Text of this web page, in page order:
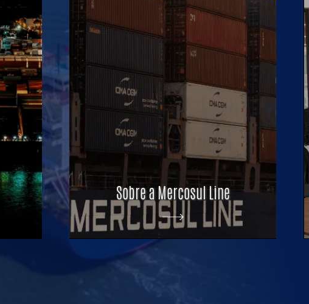
Sobre a Mercosul Line